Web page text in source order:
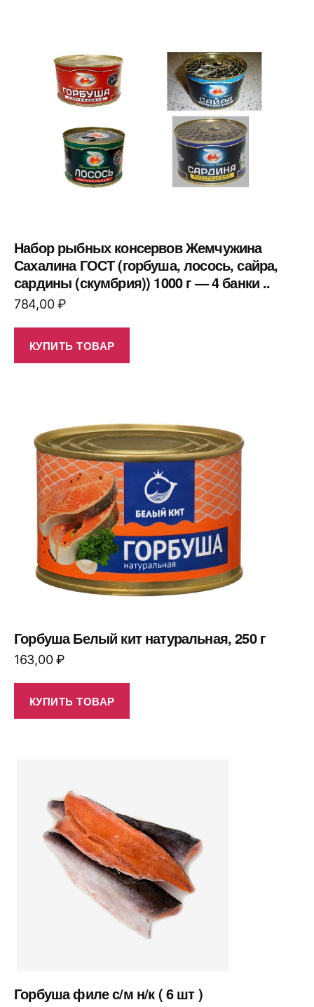
Набор рыбных консервов Жемчужина
Сахалина ГОСТ (горбуша, лосось, сайра,
сардины (скумбрия)) 1000 г — 4 банки ..
784,00₽
КУПИТЬ ТОВАР
Горбуша Белый кит натуральная, 250 г
163,00₽
КУПИТЬ ТОВАР
Горбуша филе с/м н/к ( 6 шт )